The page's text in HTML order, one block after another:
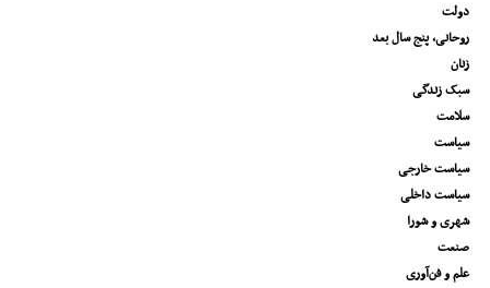
دولت
روحانی، پنج سال بعد
زنان
سبک زندگی
سلامت
سیاست
سیاست خارجی
سیاست داخلی
شهری و شورا
صنعت
علم و فن‌آوری